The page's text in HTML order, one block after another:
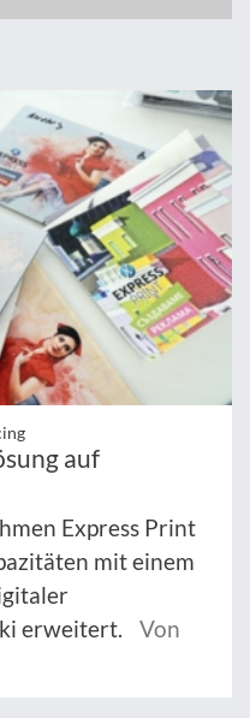
auf
Express Print
mit einem
erweitert.
Von